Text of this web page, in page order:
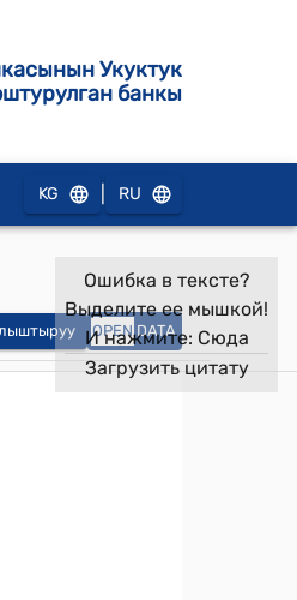
Укуктук
банкы
KG RU
OPEN DATA
Ошибка в тексте?
Выделите ее мышкой!
И нажмите: Сюда
Загрузить цитату